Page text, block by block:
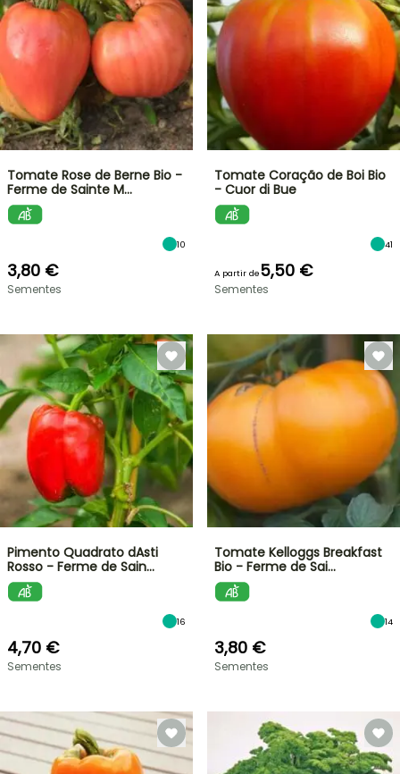
Tomate Rose de Berne Bio -
Ferme de Sainte M…
10
3,80 €
Sementes
Tomate Coração de Boi Bio
- Cuor di Bue
41
A partir de5,50 €
Sementes
Pimento Quadrato dAsti
Rosso - Ferme de Sain…
16
4,70 €
Sementes
Tomate Kelloggs Breakfast
Bio - Ferme de Sai…
14
3,80 €
Sementes